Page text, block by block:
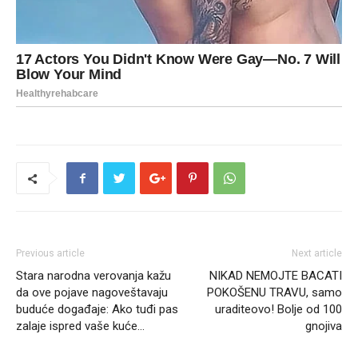
Previous article
Stara narodna verovanja kažu
da ove pojave nagoveštavaju
buduće događaje: Ako tuđi pas
zalaje ispred vaše kuće…
Next article
NIKAD NEMOJTE BACATI
POKOŠENU TRAVU, samo
uraditeovo! Bolje od 100
gnojiva